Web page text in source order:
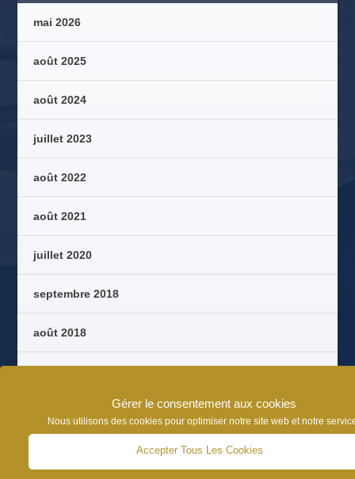
Gérer le consentement aux cookies
Nous utilisons des cookies pour optimiser notre site web et notre
Accepter Tous Les Cookies
mai 2026
août 2025
août 2024
juillet 2023
août 2022
août 2021
juillet 2020
septembre 2018
août 2018
septembre 2017